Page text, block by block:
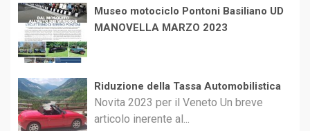
Museo motociclo Pontoni Basiliano UD
MANOVELLA MARZO 2023
Riduzione della Tassa Automobilistica
Novita 2023 per il Veneto Un breve
articolo inerente al...